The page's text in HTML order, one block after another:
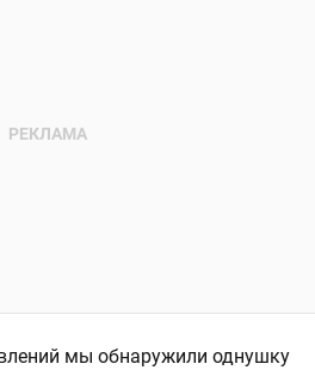
мы обнаружили однушку